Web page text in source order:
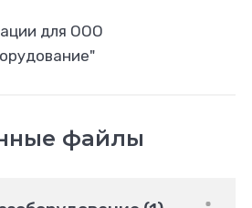
для ООО
файлы